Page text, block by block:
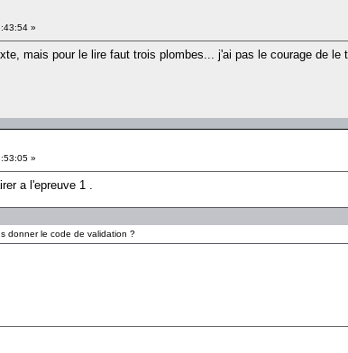
»
mais pour le lire faut trois plombes... j'ai pas le courage de
»
a l'epreuve 1 .
donner le code de validation ?